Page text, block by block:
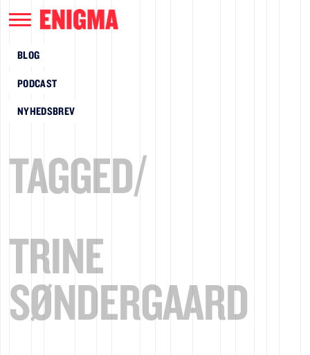
BLOG
PODCAST
NYHEDSBREV
TAGGED/
TRINE
SØNDERGAARD